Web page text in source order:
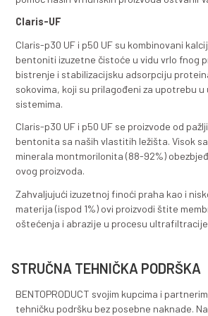
tehnologije i pristupa.
Naši proizvodi su formulisani tako
najzahtjevnijih proizvođača vina i
pristupa proizvođača naši
optimalne kombinacije za
za bistrenje u početnoj fazi
stabilizaciju nakon završene
Claris se prije dodavanja u mošt
Preporučuje se korišćenje
50°C. Detaljno uputstvo za
listu. Svaka od formulacija ima
važno provesti test određivanja
iskoristile sve prednosti naših
optimalnih efekata bistrenja na